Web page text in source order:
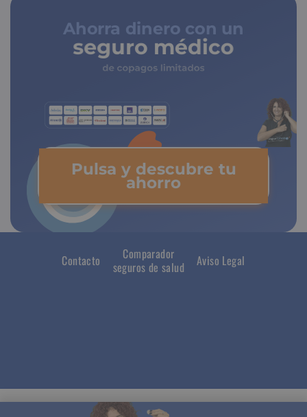
Ahorra dinero con un
seguro médico
de copagos limitados
Pulsa y descubre tu
ahorro
Contacto
Comparador
seguros de salud
Aviso Legal